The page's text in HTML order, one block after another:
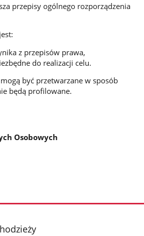
przepisy ogólnego rozporządzenia
z przepisów prawa,
do realizacji celu.
być przetwarzane w sposób
będą profilowane.
Osobowych